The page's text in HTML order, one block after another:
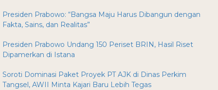
Presiden Prabowo: “Bangsa Maju Harus Dibangun dengan
Fakta, Sains, dan Realitas”
Presiden Prabowo Undang 150 Periset BRIN, Hasil Riset
Dipamerkan di Istana
Soroti Dominasi Paket Proyek PT AJK di Dinas Perkim
Tangsel, AWII Minta Kajari Baru Lebih Tegas